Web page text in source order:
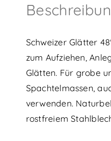
Schweizer Glätter
zum Aufziehen,
Glätten. Für grobe
Spachtelmassen,
verwenden.
rostfreiem